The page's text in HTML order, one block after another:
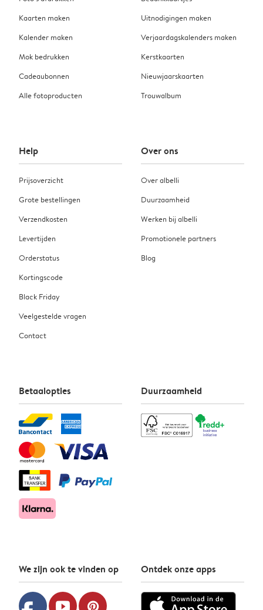
Kaarten maken
Kalender maken
Mok bedrukken
Cadeaubonnen
Alle fotoproducten
Uitnodigingen maken
Verjaardagskalenders maken
Kerstkaarten
Nieuwjaarskaarten
Trouwalbum
Help
Prijsoverzicht
Grote bestellingen
Verzendkosten
Levertijden
Orderstatus
Kortingscode
Black Friday
Veelgestelde vragen
Contact
Over ons
Over albelli
Duurzaamheid
Werken bij albelli
Promotionele partners
Blog
Betaalopties Duurzaamheid
We zijn ook te vinden op
youtube pinterest
Ontdek onze apps